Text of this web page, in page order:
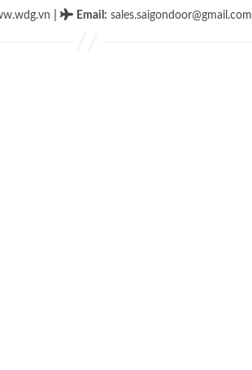
Email : sales.saigondoor@gmail.com